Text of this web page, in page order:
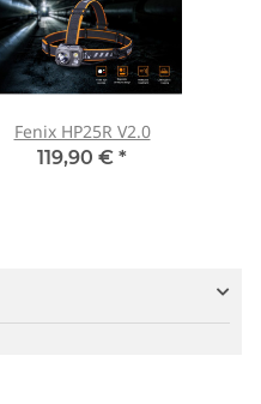
Fenix HP25R V2.0
119,90 € *